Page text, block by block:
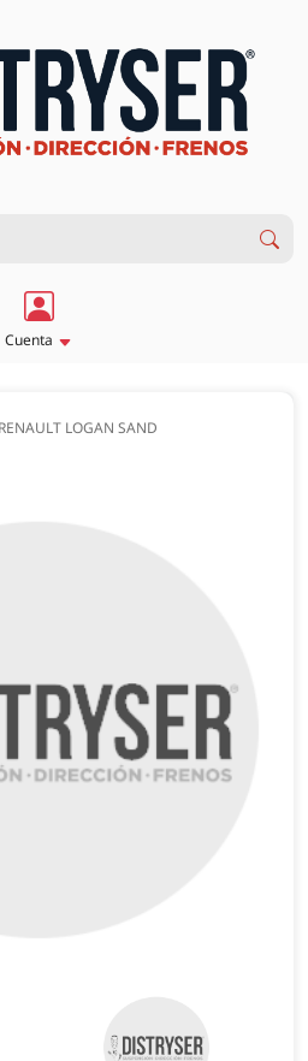
Cuenta
LOGAN SAND